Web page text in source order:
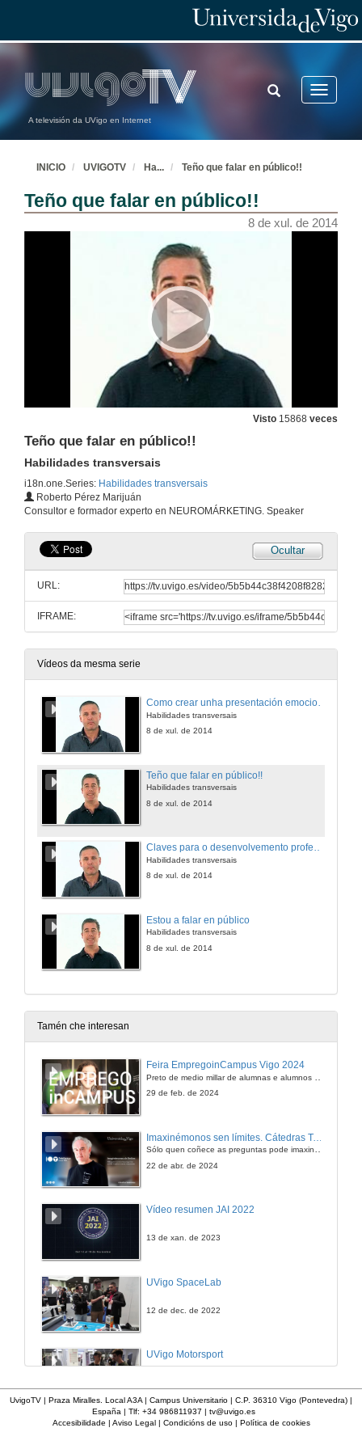
A televisión da UVigo en Internet
Toggle
TOGGLE
SEARCH
INICIO UVIGOTV Ha... Teño que falar en público!!
Teño que falar en público!!
8 de xul. de 2014
Visto 15868 veces
Teño que falar en público!!
Habilidades transversais
i18n.one.Series: Habilidades transversais
Roberto Pérez Marijuán
Consultor e formador experto en NEUROMÁRKETING. Speaker
Ocultar
URL:
IFRAME:
Vídeos da mesma serie
Como crear unha presentación emocionalmente eficaz
Habilidades transversais
8 de xul. de 2014
Teño que falar en público!!
Habilidades transversais
8 de xul. de 2014
Claves para o desenvolvemento profesional
Habilidades transversais
8 de xul. de 2014
Estou a falar en público
Habilidades transversais
8 de xul. de 2014
Tamén che interesan
Feira EmpregoinCampus Vigo 2024
29 de feb. de 2024
Imaxinémonos sen límites. Cátedras Telefónica
Sólo quen coñece as preguntas pode imaxinar novas respostas
22 de abr. de 2024
Vídeo resumen JAI 2022
13 de xan. de 2023
UVigo SpaceLab
12 de dec. de 2022
UVigo Motorsport
UVigo Aerotech
UvigoTV | Praza Miralles. Local A3A | Campus Universitario | C.P. 36310 Vigo (Pontevedra) |
España | Tlf: +34 986811937 | tv@uvigo.es
Accesibilidade | Aviso Legal| Condicións de uso| Política de cookies